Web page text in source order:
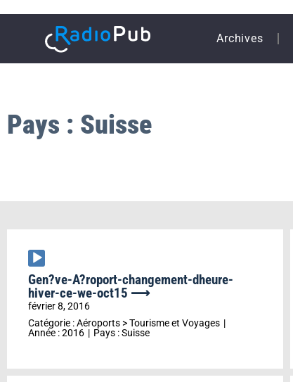
Archives
Pays : Suisse
Lecteur
audio
Gen?ve-A?roport-changement-dheure-
hiver-ce-we-oct15 ⟶
février 8, 2016
Catégorie :Aéroports >Tourisme et Voyages
Année :2016 Pays :Suisse